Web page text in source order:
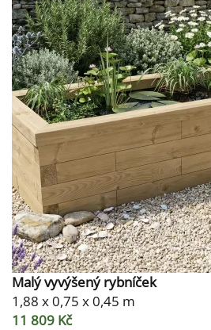
Malý vyvýšený rybníček
1,88 x 0,75 x 0,45 m
11 809 Kč